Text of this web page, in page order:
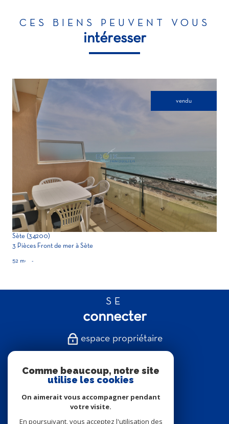
CES BIENS PEUVENT VOUS
intéresser
vendu
voir le bien
Sète (34200)
3 Pièces Front de mer à Sète
52 m² -
SE
connecter
espace propriétaire
suivre
Comme beaucoup, notre site
utilise les cookies
On aimerait vous accompagner pendant
votre visite.
En poursuivant, vous acceptez l'utilisation des